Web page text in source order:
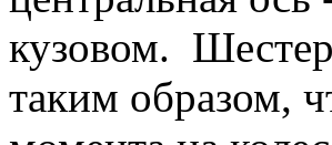
кузовом.
таким образом,